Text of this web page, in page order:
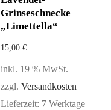
Grinseschnecke
„Limettella“
15,00 €
inkl. 19 % MwSt.
zzgl. Versandkosten
Lieferzeit: 7 Werktage